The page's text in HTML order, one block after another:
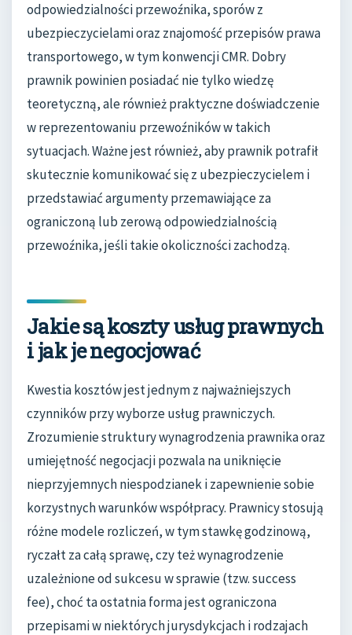
odpowiedzialności przewoźnika, sporów z
ubezpieczycielami oraz znajomość przepisów prawa
transportowego, w tym konwencji CMR. Dobry
prawnik powinien posiadać nie tylko wiedzę
teoretyczną, ale również praktyczne doświadczenie
w reprezentowaniu przewoźników w takich
sytuacjach. Ważne jest również, aby prawnik potrafił
skutecznie komunikować się z ubezpieczycielem i
przedstawiać argumenty przemawiające za
ograniczoną lub zerową odpowiedzialnością
przewoźnika, jeśli takie okoliczności zachodzą.
Jakie są koszty usług prawnych
i jak je negocjować
Kwestia kosztów jest jednym z najważniejszych
czynników przy wyborze usług prawniczych.
Zrozumienie struktury wynagrodzenia prawnika oraz
umiejętność negocjacji pozwala na uniknięcie
nieprzyjemnych niespodzianek i zapewnienie sobie
korzystnych warunków współpracy. Prawnicy stosują
różne modele rozliczeń, w tym stawkę godzinową,
ryczałt za całą sprawę, czy też wynagrodzenie
uzależnione od sukcesu w sprawie (tzw. success
fee), choć ta ostatnia forma jest ograniczona
przepisami w niektórych jurysdykcjach i rodzajach